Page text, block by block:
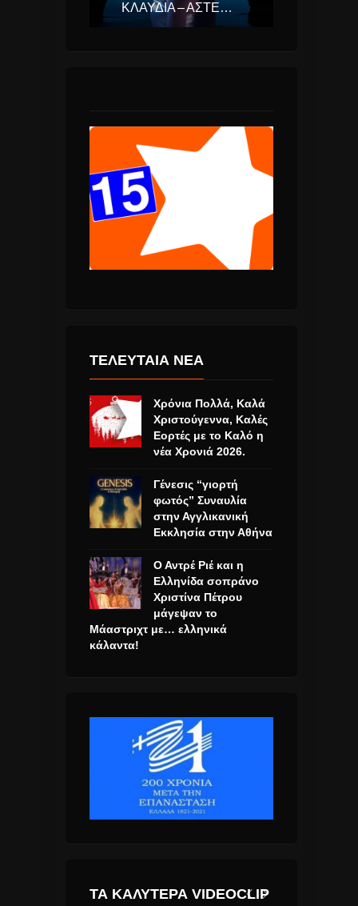
ΚΛΑΥΔΊΑ – ΑΣΤΕΡΟΜΆΤΑ (EUROVISION ΕΛΛΆΔΑ 2025)
ΤΕΛΕΥΤΑΙΑ ΝΕΑ
Χρόνια Πολλά, Καλά
Χριστούγεννα, Καλές
Εορτές με το Καλό η
νέα Χρονιά 2026.
Γένεσις “γιορτή
φωτός” Συναυλία
στην Αγγλικανική
Εκκλησία στην Αθήνα
Ο Αντρέ Ριέ και η
Ελληνίδα σοπράνο
Χριστίνα Πέτρου
μάγεψαν το
Μάαστριχτ με… ελληνικά
κάλαντα!
ΤΑ ΚΑΛΎΤΕΡΑ VIDEOCLIP